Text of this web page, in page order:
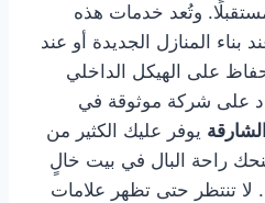
وتُعد خدمات هذه
المنازل الجديدة أو عند
على الهيكل الداخلي
على شركة موثوقة في
يوفر عليك الكثير من
راحة البال في بيت خالٍ
تنتظر حتى تظهر علامات